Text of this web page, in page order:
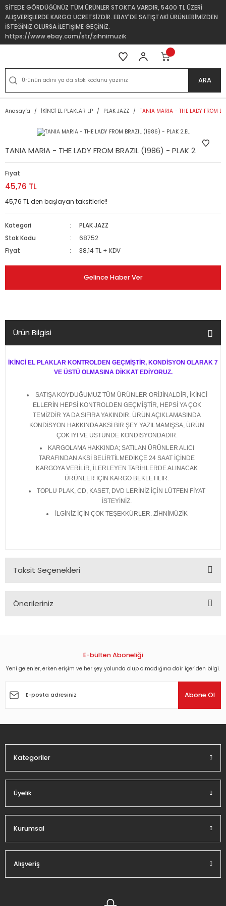
SİTEDE GÖRDÜĞÜNÜZ TÜM ÜRÜNLER STOKTA VARDIR, 5400 TL ÜZERİ
ALIŞVERİŞLERDE KARGO ÜCRETSİZDİR. EBAY'DE SATIŞTAKİ ÜRÜNLERİMİZDEN
İSTEĞİNİZ OLURSA İLETİŞİME GEÇİNİZ.
https://www.ebay.com/str/zihnimuzik
ARA
Anasayfa İKİNCİ EL PLAKLAR LP PLAK JAZZ TANIA MARIA - THE LADY FROM
TANIA MARIA - THE LADY FROM BRAZIL (1986) - PLAK 2.EL
Fiyat
45,76 TL
45,76 TL den başlayan taksitlerle!!
Kategori
PLAK JAZZ
Stok Kodu
68752
Fiyat
38,14 TL + KDV
Gelince Haber Ver
Ürün Bilgisi
İKİNCİ EL PLAKLAR KONTROLDEN GEÇMİŞTİR, KONDİSYON OLARAK 7
VE ÜSTÜ OLMASINA DİKKAT EDİYORUZ.
SATIŞA KOYDUĞUMUZ TÜM ÜRÜNLER ORİJİNALDİR, İKİNCİ
ELLERİN HEPSİ KONTROLDEN GEÇMİŞTİR, HEPSİ YA ÇOK
TEMİZDİR YA DA SIFIRA YAKINDIR. ÜRÜN AÇIKLAMASINDA
KONDİSYON HAKKINDA AKSİ BİR ŞEY YAZILMAMIŞSA, ÜRÜN
ÇOK İYİ VE ÜSTÜNDE KONDİSYONDADIR.
KARGOLAMA HAKKINDA; SATILAN ÜRÜNLER ALICI
TARAFINDAN AKSİ BELİRTİLMEDİKÇE 24 SAAT İÇİNDE
KARGOYA VERİLİR, İLERLEYEN TARİHLERDE ALINACAK
ÜRÜNLER İÇİN KARGO BEKLETİLİR.
TOPLU PLAK, CD, KASET, DVD LERİNİZ İÇİN LÜTFEN FİYAT
İSTEYİNİZ.
İLGİNİZ İÇİN ÇOK TEŞEKKÜRLER. ZİHNİMÜZİK
Taksit Seçenekleri
Önerileriniz
Görüş ve önerileriniz için teşekkür ederiz.
Ürün açıklamasında eksik bilgiler bulunuyor.
Ürün fiyatı diğer sitelerden daha pahalı.
E-bülten Aboneliği
Yeni gelenler, erken erişim ve her şey yolunda olup olmadığına dair içeriden bilgi.
Abone Ol
Kategoriler
Üyelik
Kurumsal
Alışveriş